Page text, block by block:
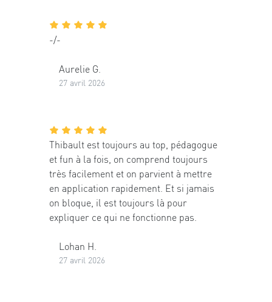
-/-
Aurelie G.
27 avril 2026
Thibault est toujours au top, pédagogue
et fun à la fois, on comprend toujours
très facilement et on parvient à mettre
en application rapidement. Et si jamais
on bloque, il est toujours là pour
expliquer ce qui ne fonctionne pas.
Lohan H.
27 avril 2026